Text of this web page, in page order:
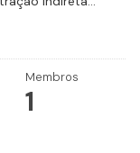
Membros
1